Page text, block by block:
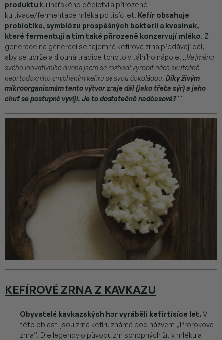
produktu kulinářského dědictví a přirozené
kultivace/fermentace mléka po tisíc let. Kefír obsahuje
probiotika, symbiózu prospěšných bakterií a kvasinek,
které fermentují a tím také přirozeně konzervují mléko. Z
generace na generaci se tajemná kefírová zrna předávají dál,
aby se udržela dlouhá tradice tohoto vitálního nápoje. ,,Ve jménu
svého inovativního ducha jsem se rozhodl vyrobit něco skutečně
neortodoxního smícháním kefíru se svou čokoládou. Díky živým
mikroorganismům tento výtvor zraje dál (jako třeba sýr) a jeho
chuť se postupně vyvíjí. Je to dostatečně nadčasové?´´
KEFÍROVÉ ZRNA Z KAVKAZU
Obyvatelé kavkazských hor vyráběli kefír tisíce let.V
této oblasti jsou zrna kefíru známá pod názvem „Prorokova
zrna“. Dle legendy o původu zrn schopných žít v mléku a